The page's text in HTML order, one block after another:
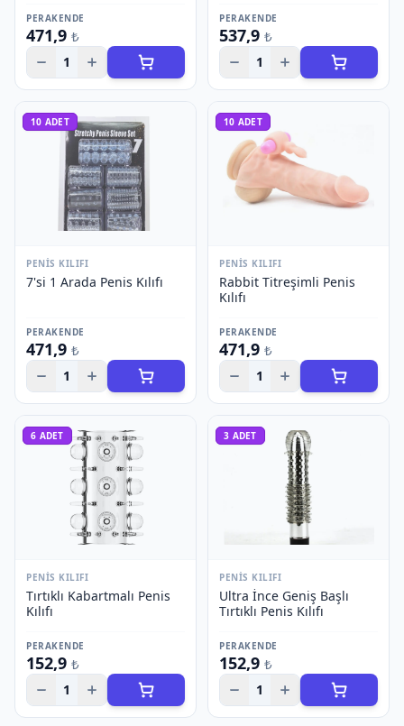
PERAKENDE
471,9 ₺
1
PERAKENDE
537,9 ₺
1
10 ADET
PENIS KILIFI
7'si 1 Arada Penis Kılıfı
PERAKENDE
471,9 ₺
1
10 ADET
PENIS KILIFI
Rabbit Titreşimli Penis
Kılıfı
PERAKENDE
471,9 ₺
1
6 ADET
PENIS KILIFI
Tırtıklı Kabartmalı Penis
Kılıfı
PERAKENDE
152,9 ₺
1
3 ADET
PENIS KILIFI
Ultra İnce Geniş Başlı
Tırtıklı Penis Kılıfı
PERAKENDE
152,9 ₺
1